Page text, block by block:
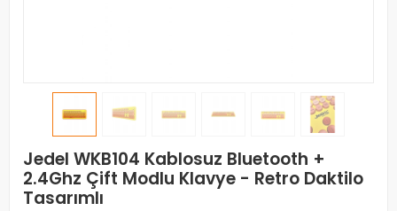
Jedel WKB104 Kablosuz Bluetooth +
2.4Ghz Çift Modlu Klavye - Retro Daktilo
Tasarımlı